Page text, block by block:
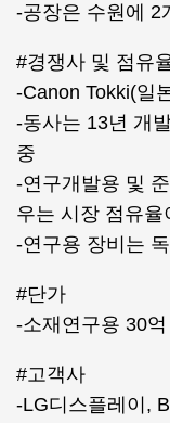
-공장은 수원에 2
#경쟁사 및 점유
-Canon Tokki(일
-동사는 13년 개
중
-연구개발용 및
우는 시장 점유율
-연구용 장비는
#단가
-소재연구용 30
#고객사
-LG디스플레이,